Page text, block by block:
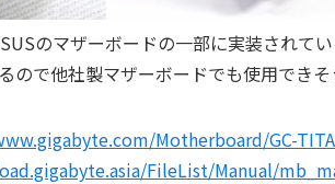
のマザーボードの一部に実装されて
で他社製マザーボードでも使用できそ
Motherboard/GC-
FileList/Manual/